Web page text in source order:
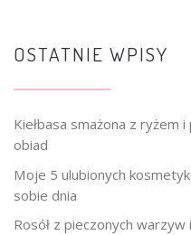
OSTATNIE WPISY
Kiełbasa smażona z ryżem
obiad
Moje 5 ulubionych
sobie dnia
Rosół z pieczonych